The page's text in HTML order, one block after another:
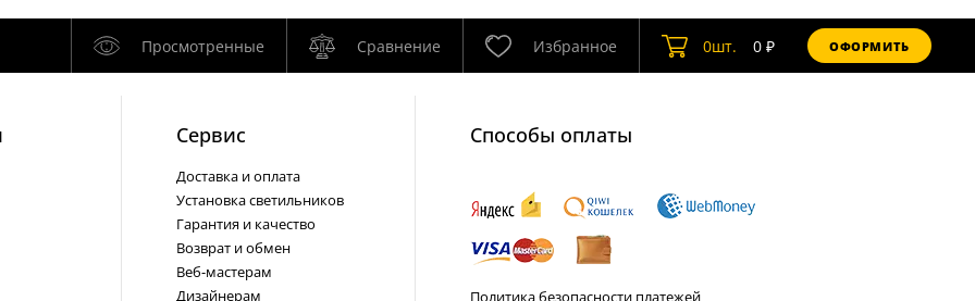
Просмотренные Сравнение Избранное 0шт. 0₽ ОФОРМИТЬ
Cервис
Доставка и оплата
Установка светильников
Гарантия и качество
Возврат и обмен
Веб-мастерам
Дизайнерам
Способы оплаты
Политика безопасности платежей